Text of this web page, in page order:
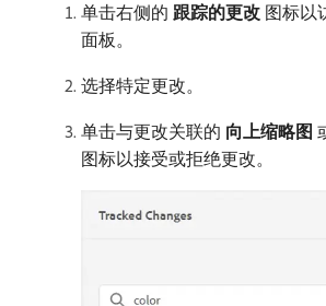
单击右侧的​ 跟踪的更改 图标以
面板。
选择特定更改。
单击与更改关联的​ 向上缩略图
图标以接受或拒绝更改。